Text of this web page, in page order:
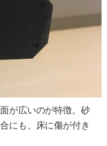
が広いのが特徴。砂
にも、床に傷が付き